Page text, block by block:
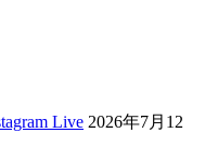
Live 2026年7月12